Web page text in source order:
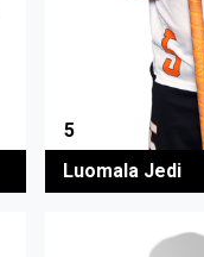
5
Luomala Jedi